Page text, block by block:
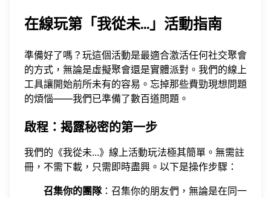
在線玩第「我從未...」活動指南
準備好了嗎？玩這個活動是最適合激活任何社交聚會
的方式，無論是虛擬聚會還是實體派對。我們的線上
工具讓開始前所未有的容易。忘掉那些費勁現想問題
的煩惱——我們已準備了數百道問題。
啟程：揭露秘密的第一步
我們的《我從未...》線上活動玩法極其簡單。無需註
冊，不需下載，只需即時盡興。以下是操作步驟：
召集你的團隊：召集你的朋友們，無論是在同一